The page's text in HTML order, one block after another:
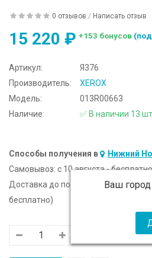
0 отзывов / Написать отзыв
15 220 ₽ +153 бонусов
Артикул:
Я376
Производитель:
XEROX
Модель:
013R00663
Наличие:
✅ В наличии 13 шт
Способы получения в Нижний
Ваш
Самовывоз: c 10 августа - бесплатно
Доставка до подъезда:
c 10
бесплатно)